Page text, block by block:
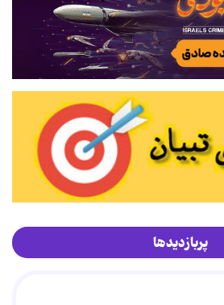
پربازدیدها